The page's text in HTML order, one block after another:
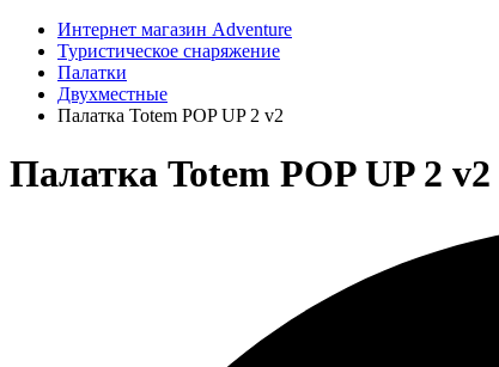
Интернет магазин Adventure
Туристическое снаряжение
Палатки
Двухместные
Палатка Totem POP UP 2 v2
Палатка Totem POP UP 2